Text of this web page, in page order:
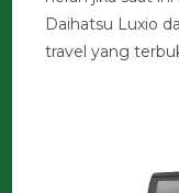
Daihatsu Luxio
travel yang